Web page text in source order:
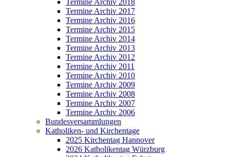
Termine Archiv 2018
Termine Archiv 2017
Termine Archiv 2016
Termine Archiv 2015
Termine Archiv 2014
Termine Archiv 2013
Termine Archiv 2012
Termine Archiv 2011
Termine Archiv 2010
Termine Archiv 2009
Termine Archiv 2008
Termine Archiv 2007
Termine Archiv 2006
Bundesversammlungen
Katholiken- und Kirchentage
2025 Kirchentag Hannover
2026 Katholikentag Würzburg